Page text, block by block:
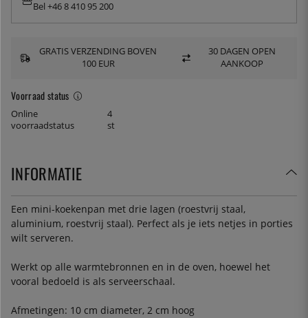
Voorraad status
Online
voorraadstatus
4
st
Bel +46 8 410 95 200
GRATIS VERZENDING BOVEN
100 EUR
30 DAGEN OPEN
AANKOOP
INFORMATIE
Een mini-koekenpan met drie lagen (roestvrij staal,
aluminium, roestvrij staal). Perfect als je iets netjes in porties
wilt serveren.
Werkt op alle warmtebronnen en in de oven, hoewel het
vooral bedoeld is als serveerschaal.
Afmetingen: 10 cm diameter, 2 cm hoog